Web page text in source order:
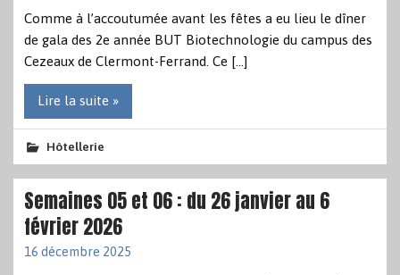
Comme à l’accoutumée avant les fêtes a eu lieu le dîner
de gala des 2e année BUT Biotechnologie du campus des
Cezeaux de Clermont-Ferrand. Ce […]
Lire la suite »
Hôtellerie
Semaines 05 et 06 : du 26 janvier au 6
février 2026
16 décembre 2025